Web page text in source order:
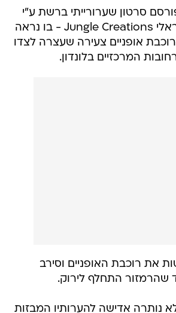
סרטון שערורייתי ברשת ע"י
חברת התוכן הוויראלי Jungle Creations - בו נראה
אופניים צעירה שעצרה לצדו
המרכזיים בלונדון.
את רוכבת האופניים וסירב
שהרמזור התחלף לירוק.
נותרה אדישה להערותיו המבזות